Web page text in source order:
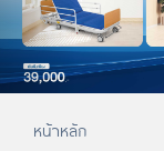
หน้าหลัก